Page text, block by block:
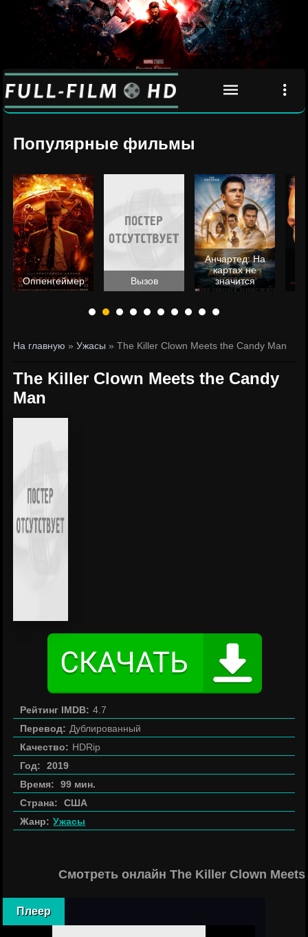
Популярные фильмы
Оппенгеймер Вызов
Анчартед: На
картах не
значится
На главную »Ужасы » The Killer Clown Meets the Candy Man
The Killer Clown Meets the Candy
Man
Рейтинг IMDB: 4.7
Перевод: Дублированный
Качество: HDRip
Год:
2019
Время:
99 мин.
Страна:
США
Жанр: Ужасы
Смотреть онлайн The Killer Clown
Плеер